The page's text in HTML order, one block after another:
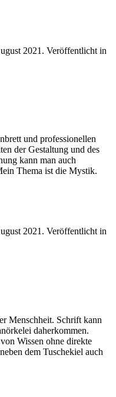
2021 . Veröffentlicht in
und professionellen
der Gestaltung und des
kann man auch
Thema ist die Mystik.
2021 . Veröffentlicht in
Menschheit. Schrift kann
daherkommen.
Wissen ohne direkte
dem Tuschekiel auch